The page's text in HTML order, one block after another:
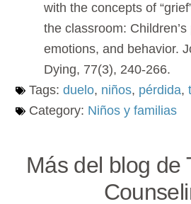
with the concepts of
the classroom:
emotions, and behavior.
Dying, 77(3), 240-266.
Tags:duelo, niños, pérdida,
Category: Niños y familias
Más del blog de